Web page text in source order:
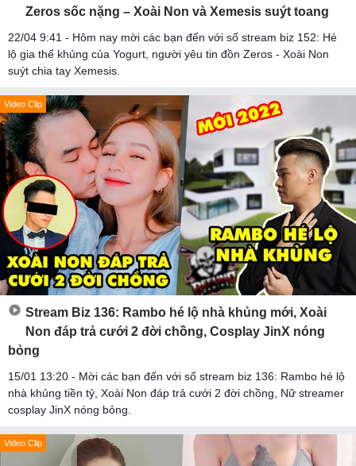
Zeros sốc nặng – Xoài Non và Xemesis suýt toang
22/04 9:41 - Hôm nay mời các bạn đến với số stream biz 152: Hé
lộ gia thế khủng của Yogurt, người yêu tin đồn Zeros - Xoài Non
suýt chia tay Xemesis.
Video Clip
Stream Biz 136: Rambo hé lộ nhà khủng mới, Xoài
Non đáp trả cưới 2 đời chồng, Cosplay JinX nóng
bỏng
15/01 13:20 - Mời các bạn đến với số stream biz 136: Rambo hé lộ
nhà khủng tiền tỷ, Xoài Non đáp trả cưới 2 đời chồng, Nữ streamer
cosplay JinX nóng bỏng.
Video Clip